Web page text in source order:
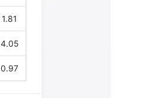
1.81
4.05
0.97